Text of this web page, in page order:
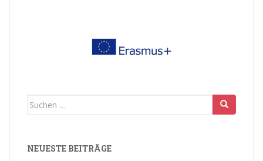
Suchen
NEUESTE BEITRÄGE